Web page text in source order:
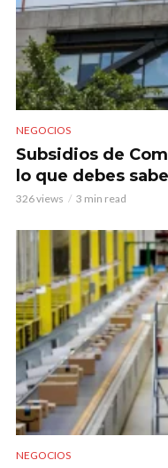
NEGOCIOS
Subsidios de
lo que debes
326 views 3 min read
NEGOCIOS